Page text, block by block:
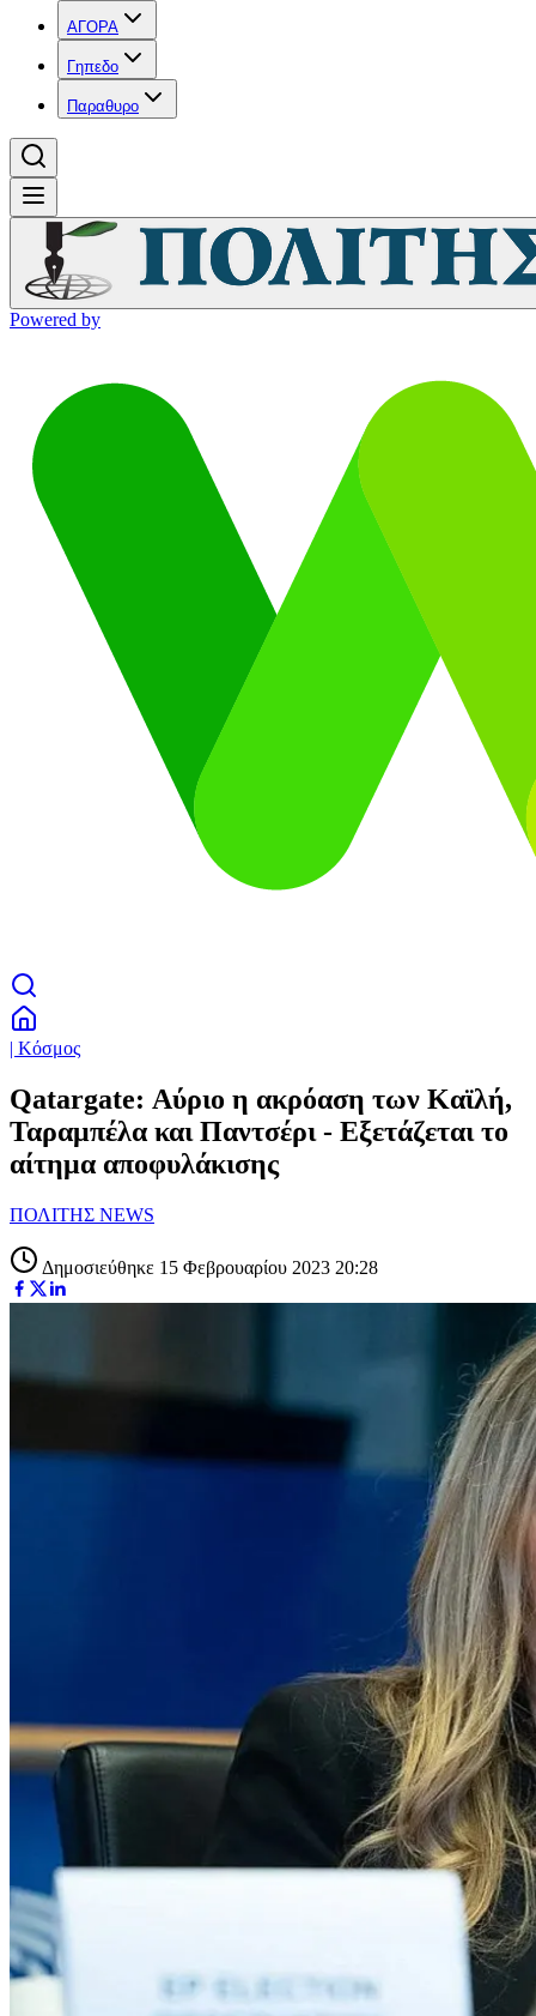
ΑΓΟΡΑ
Γηπεδο
Παραθυρο
Powered by
| Κόσμος
Qatargate: Αύριο η ακρόαση των Καϊλή,
Ταραμπέλα και Παντσέρι - Εξετάζεται το
αίτημα αποφυλάκισης
ΠΟΛΙΤΗΣ NEWS
Δημοσιεύθηκε 15 Φεβρουαρίου 2023 20:28